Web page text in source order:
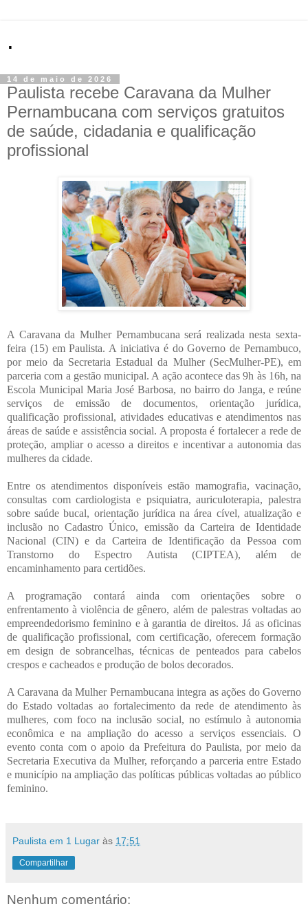
.
14 de maio de 2026
Paulista recebe Caravana da Mulher
Pernambucana com serviços gratuitos
de saúde, cidadania e qualificação
profissional
A Caravana da Mulher Pernambucana será realizada nesta sexta-
feira (15) em Paulista. A iniciativa é do Governo de Pernambuco,
por meio da Secretaria Estadual da Mulher (SecMulher-PE), em
parceria com a gestão municipal. A ação acontece das 9h às 16h, na
Escola Municipal Maria José Barbosa, no bairro do Janga, e reúne
serviços de emissão de documentos, orientação jurídica,
qualificação profissional, atividades educativas e atendimentos nas
áreas de saúde e assistência social. A proposta é fortalecer a rede de
proteção, ampliar o acesso a direitos e incentivar a autonomia das
mulheres da cidade.
Entre os atendimentos disponíveis estão mamografia, vacinação,
consultas com cardiologista e psiquiatra, auriculoterapia, palestra
sobre saúde bucal, orientação jurídica na área cível, atualização e
inclusão no Cadastro Único, emissão da Carteira de Identidade
Nacional (CIN) e da Carteira de Identificação da Pessoa com
Transtorno do Espectro Autista (CIPTEA), além de
encaminhamento para certidões.
A programação contará ainda com orientações sobre o
enfrentamento à violência de gênero, além de palestras voltadas ao
empreendedorismo feminino e à garantia de direitos. Já as oficinas
de qualificação profissional, com certificação, oferecem formação
em design de sobrancelhas, técnicas de penteados para cabelos
crespos e cacheados e produção de bolos decorados.
A Caravana da Mulher Pernambucana integra as ações do Governo
do Estado voltadas ao fortalecimento da rede de atendimento às
mulheres, com foco na inclusão social, no estímulo à autonomia
econômica e na ampliação do acesso a serviços essenciais. O
evento conta com o apoio da Prefeitura do Paulista, por meio da
Secretaria Executiva da Mulher, reforçando a parceria entre Estado
e município na ampliação das políticas públicas voltadas ao público
feminino.
Paulista em 1 Lugar às 17:51
Compartilhar
Nenhum comentário: